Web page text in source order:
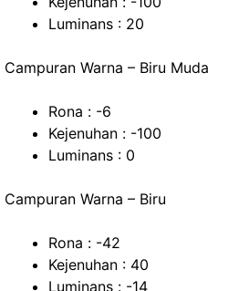
Luminans : 20
Campuran Warna – Biru Muda
Rona : -6
Kejenuhan : -100
Luminans : 0
Campuran Warna – Biru
Rona : -42
Kejenuhan : 40
Luminans : -14